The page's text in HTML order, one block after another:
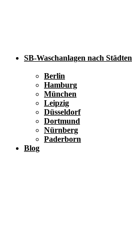
SB-Waschanlagen nach Städten
Berlin
Hamburg
München
Leipzig
Düsseldorf
Dortmund
Nürnberg
Paderborn
Blog